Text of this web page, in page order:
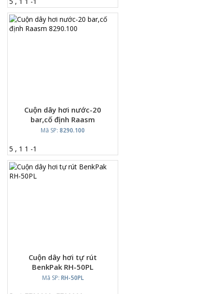
Cuộn dây hơi nước-20
bar,cố định Raasm
8290.100
Mã SP: 8290.100
5 , 1 1 -1
Cuộn dây hơi tự rút
BenkPak RH-50PL
Mã SP: RH-50PL